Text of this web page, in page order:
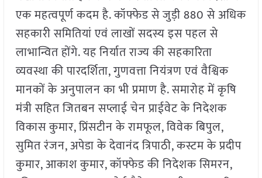
एक महत्वपूर्ण कदम है. कॉफ्फेड से जुड़ी 880 से अधिक
सहकारी समितियां एवं लाखों सदस्य इस पहल से
लाभान्वित होंगे. यह निर्यात राज्य की सहकारिता
व्यवस्था की पारदर्शिता, गुणवत्ता नियंत्रण एवं वैश्विक
मानकों के अनुपालन का भी प्रमाण है. समारोह में कृषि
मंत्री सहित जितबन सप्लाई चेन प्राईवेट के निदेशक
विकास कुमार, प्रिंसटीन के रामफूल, विवेक बिपुल,
सुमित रंजन, अपेडा के देवानंद त्रिपाठी, कस्टम के प्रदीप
कुमार, आकाश कुमार, कॉफ्फेड की निदेशक सिमरन,